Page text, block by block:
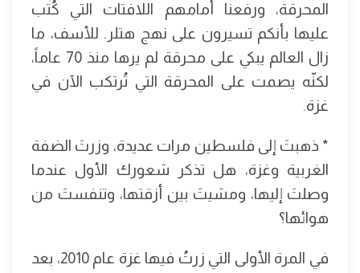
المحرقة، ورفعنا أمامهم اللافتات التي كُتب
عليها بأنكم تسيرون على نهج هتلر. للأسف، ما
زال العالم يبكي على محرقة لم يرها منذ 70 عاماً،
لكنّه يصمت على المحرقة التي تُرتكب الآن في
غزة.
* ذهبتَ إلى فلسطين مرات عديدة، وزرتَ الضفة
الغربية وغزة، هل تذكر شعورك الأول عندما
وصلتَ إليها، ومشيتَ بين أزقتها، وتنفستَ من
هوائها؟
في المرة الأولى التي زرتُ فيها غزة عام 2010، بعد